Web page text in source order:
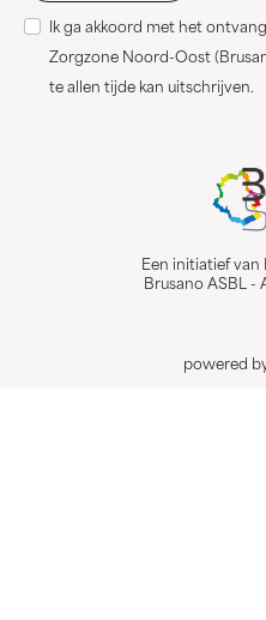
Ik ga akkoord met het
Zorgzone Noord-Oost
te allen tijde kan uitschrijven.
Een initiatief van
Brusano ASBL -
powered